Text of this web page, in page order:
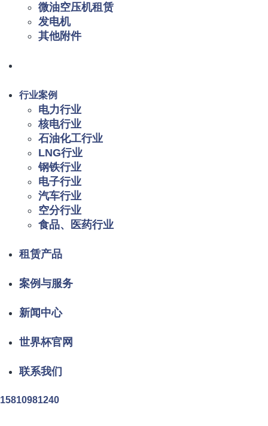
微油空压机租赁
发电机
其他附件
行业案例
电力行业
核电行业
石油化工行业
LNG行业
钢铁行业
电子行业
汽车行业
空分行业
食品、医药行业
租赁产品
案例与服务
新闻中心
世界杯官网
联系我们
15810981240